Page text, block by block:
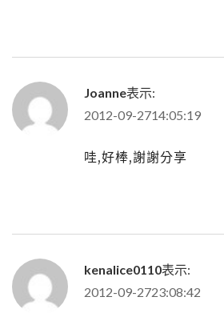
Joanne表示:
2012-09-2714:05:19
哇,好棒,謝謝分享
kenalice0110表示:
2012-09-2723:08:42